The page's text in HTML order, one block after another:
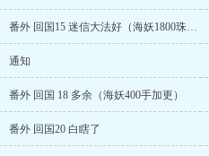
番外 回国15 迷信大法好（海妖1800珠加更）
通知
番外 回国 18 多余（海妖400手加更）
番外 回国20 白瞎了